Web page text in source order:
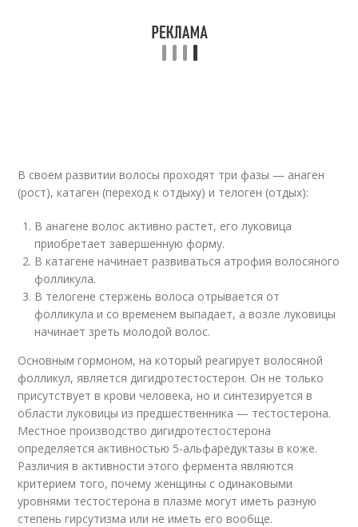
В своем развитии волосы проходят три фазы — анаген
(рост), катаген (переход к отдыху) и телоген (отдых):
В анагене волос активно растет, его луковица
приобретает завершенную форму.
В катагене начинает развиваться атрофия волосяного
фолликула.
В телогене стержень волоса отрывается от
фолликула и со временем выпадает, а возле луковицы
начинает зреть молодой волос.
Основным гормоном, на который реагирует волосяной
фолликул, является дигидротестостерон. Он не только
присутствует в крови человека, но и синтезируется в
области луковицы из предшественника — тестостерона.
Местное производство дигидротестостерона
определяется активностью 5-альфаредуктазы в коже.
Различия в активности этого фермента являются
критерием того, почему женщины с одинаковыми
уровнями тестостерона в плазме могут иметь разную
степень гирсутизма или не иметь его вообще.